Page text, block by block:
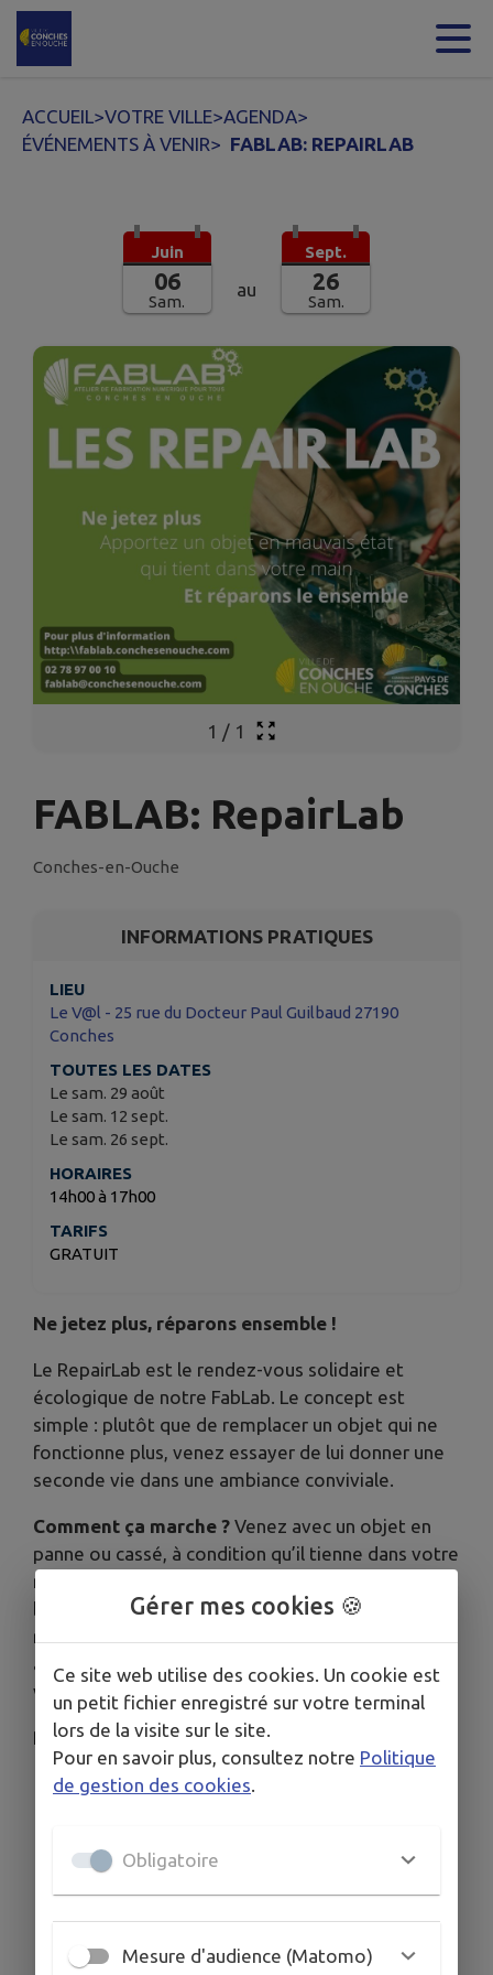
Contenu
ACCUEIL>VOTRE VILLE>AGENDA>
ÉVÉNEMENTS À VENIR> FABLAB: REPAIRLAB
Juin
06
Sam.
au
Sept.
26
Sam.
1 / 1
FABLAB: RepairLab
Conches-en-Ouche
INFORMATIONS PRATIQUES
LIEU
Le V@l - 25 rue du Docteur Paul Guilbaud 27190
Conches
TOUTES LES DATES
Le sam. 29 août
Le sam. 12 sept.
Le sam. 26 sept.
HORAIRES
14h00 à 17h00
TARIFS
GRATUIT
Ne jetez plus, réparons ensemble !
Le RepairLab est le rendez-vous solidaire et
écologique de notre FabLab. Le concept est
simple : plutôt que de remplacer un objet qui ne
fonctionne plus, venez essayer de lui donner une
seconde vie dans une ambiance conviviale.
Comment ça marche ? Venez avec un objet en
panne ou cassé, à condition qu’il tienne dans votre
main (petit électroménager, jouets, électronique,
bijoux, etc.). Ici, on ne répare pas pour vous, on
répare avec vous ! Nos outils et nos conseils sont
à votre disposition pour tenter le sauvetage de
votre objet.
Pourquoi participer ?
Écologie : Réduire les déchets en luttant
Économie : Éviter de racheter du neuf.
acquérir des réflexes de réparation.
Gérer mes cookies 🍪
Ce site web utilise des cookies. Un cookie est
un petit fichier enregistré sur votre terminal
lors de la visite sur le site.
Pour en savoir plus, consultez notre Politique
de gestion des cookies
Obligatoire
Mesure d'audience (Matomo)